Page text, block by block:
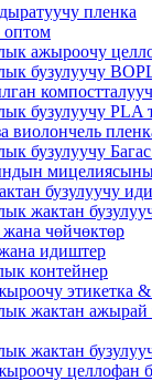
пленка
ажыроочу
бузулуучу
бузулуучу PLA
виолончель
бузулуучу
бузулуучу
жактан
чөйчөктөр
идиштер
контейнер
этикетка
жактан ажырай
жактан
целлофан